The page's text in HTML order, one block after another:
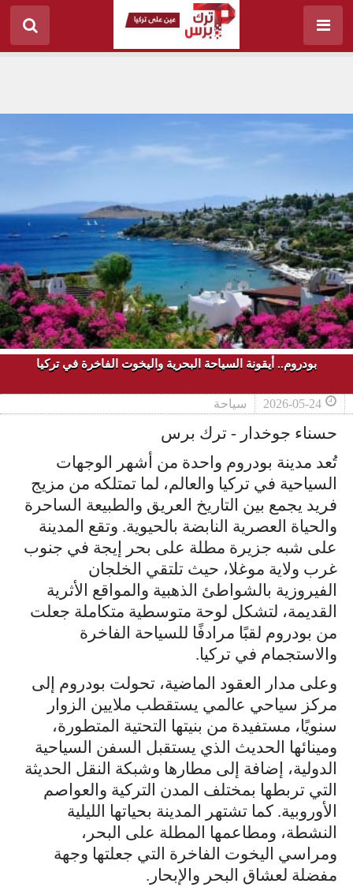
بودروم.. أيقونة السياحة البحرية واليخوت الفاخرة في تركيا
2026-05-24 سياحة
حسناء جوخدار - ترك برس
تُعد مدينة بودروم واحدة من أشهر الوجهات
السياحية في تركيا والعالم، لما تمتلكه من مزيج
فريد يجمع بين التاريخ العريق والطبيعة الساحرة
والحياة العصرية النابضة بالحيوية. وتقع المدينة
على شبه جزيرة مطلة على بحر إيجة في جنوب
غرب ولاية موغلا، حيث تلتقي الخلجان
الفيروزية بالشواطئ الذهبية والمواقع الأثرية
القديمة، لتشكل لوحة متوسطية متكاملة جعلت
من بودروم لقبًا مرادفًا للسياحة الفاخرة
والاستجمام في تركيا.
وعلى مدار العقود الماضية، تحولت بودروم إلى
مركز سياحي عالمي يستقطب ملايين الزوار
سنويًا، مستفيدة من بنيتها التحتية المتطورة،
ومينائها الحديث الذي يستقبل السفن السياحية
الدولية، إضافة إلى مطارها وشبكة النقل الحديثة
التي تربطها بمختلف المدن التركية والعواصم
الأوروبية. كما تشتهر المدينة بحياتها الليلية
النشطة، ومطاعمها المطلة على البحر،
ومراسي اليخوت الفاخرة التي جعلتها وجهة
مفضلة لعشاق البحر والإبحار.